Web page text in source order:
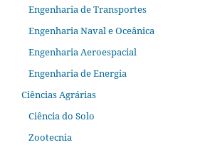
Engenharia de Transportes
Engenharia Naval e Oceânica
Engenharia Aeroespacial
Engenharia de Energia
Ciências Agrárias
Ciência do Solo
Zootecnia